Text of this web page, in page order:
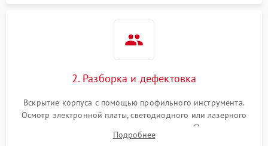
2. Разборка и дефектовка
Вскрытие корпуса с помощью профильного инструмента.
Осмотр электронной платы, светодиодного или лазерного
излучателя, а также механизма выверки. Проверка
уплотнительных прокладок и выявление следов окисления
Подробнее